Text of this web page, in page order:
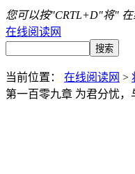
您可以按"CRTL+D"将" 在
在线阅读网
当前位置： 在线阅读网 >
第一百零九章 为君分忧，